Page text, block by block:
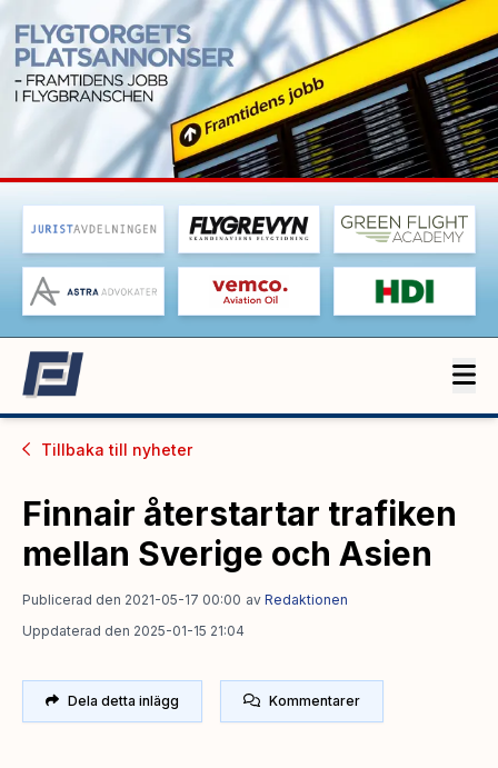
Tillbaka till nyheter
Finnair återstartar trafiken
mellan Sverige och Asien
Publicerad den 2021-05-17 00:00 av Redaktionen
Uppdaterad den 2025-01-15 21:04
Dela detta inlägg Kommentarer